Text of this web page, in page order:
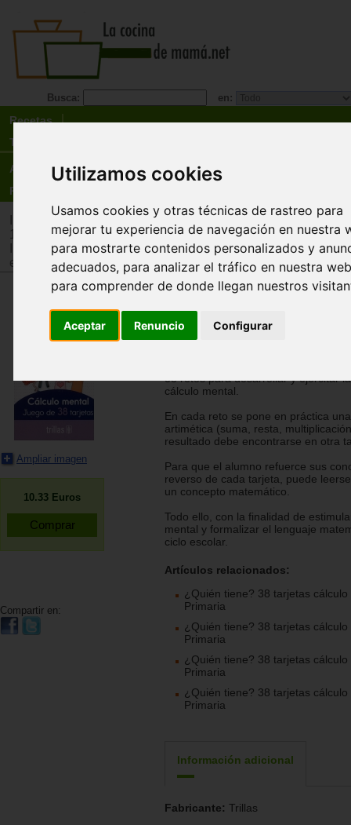
Utilizamos cookies
Usamos cookies y otras técnicas de rastreo para
mejorar tu experiencia de navegación en nuestra
para mostrarte contenidos personalizados y
adecuados, para analizar el tráfico en nuestra
para comprender de donde llegan nuestros
Aceptar Renuncio Configurar
Busca: en:
Recetas
Tienda
Actualidad
Registro
Tienda > Juguetes infantiles > Juguetes por edad >
12 años
>Tienda>Juguetes infantiles>Juguetes por tipo >
estimulación intelectual y memoria
Ampliar imagen
10.33 Euros
Compartir en:
mental 6º Primaria
Trillas
38 retos para desarrollar y ejercitar
cálculo mental.
En cada reto se pone en práctica
artimética (suma, resta,
resultado debe encontrarse en otra
Para que el alumno refuerce sus
reverso de cada tarjeta, puede
un concepto matemático.
Todo ello, con la finalidad de
mental y formalizar el lenguaje
ciclo escolar.
Artículos relacionados:
¿Quién tiene? 38 tarjetas cálculo
Primaria
¿Quién tiene? 38 tarjetas cálculo
Primaria
¿Quién tiene? 38 tarjetas cálculo
Primaria
¿Quién tiene? 38 tarjetas cálculo
Primaria
Información adicional
Fabricante: Trillas